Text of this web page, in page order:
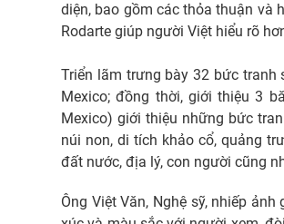
diện, bao gồm các thỏa thuận và
Rodarte giúp người Việt hiểu rõ
Triển lãm trưng bày 32 bức
Mexico; đồng thời, giới thiệu 3
Mexico) giới thiệu những bức
núi non, di tích khảo cổ, quảng
đất nước, địa lý, con người cũng
Ông Việt Văn, Nghệ sỹ, nhiếp